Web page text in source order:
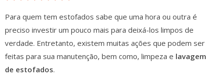
Para quem tem estofados sabe que uma hora ou outra é
preciso investir um pouco mais para deixá-los limpos de
verdade. Entretanto, existem muitas ações que podem ser
feitas para sua manutenção, bem como, limpeza e lavagem
de estofados.